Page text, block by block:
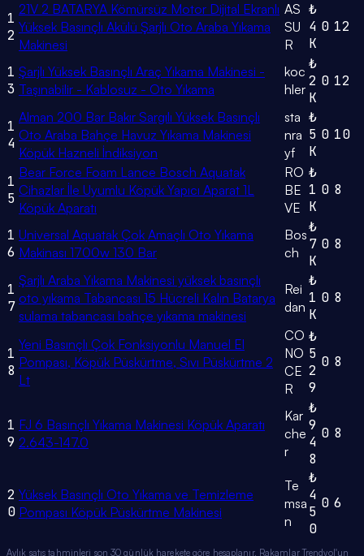
1
2
21V 2 BATARYA Kömürsüz Motor Dijital Ekranlı
Yüksek Basınçlı Akülü Şarjlı Oto Araba Yıkama
Makinesi
AS
SU
R
₺
4
K
0 12
1
3
Şarjlı Yüksek Basınçlı Araç Yıkama Makinesi -
Taşınabilir - Kablosuz - Oto Yıkama
koc
hler
₺
2
K
0 12
1
4
Alman 200 Bar Bakır Sargılı Yüksek Basınçlı
Oto Araba Bahçe Havuz Yıkama Makinesi
Köpük Hazneli İndiksiyon
sta
nra
yf
₺
5
K
0 10
1
5
Bear Force Foam Lance Bosch Aquatak
Cihazlar İle Uyumlu Köpük Yapıcı Aparat 1L
Köpük Aparatı
RO
BE
VE
₺
1
K
0 8
1
6
Universal Aquatak Çok Amaçlı Oto Yıkama
Makinası 1700w 130 Bar
Bos
ch
₺
7
K
0 8
1
7
Şarjlı Araba Yıkama Makinesi yüksek basınçlı
oto yıkama Tabancası 15 Hücreli Kalın Batarya
sulama tabancası bahçe yıkama makinesi
Rei
dan
₺
1
K
0 8
1
8
Yeni Basınçlı Çok Fonksiyonlu Manuel El
Pompası, Köpük Püskürtme, Sıvı Püskürtme 2
Lt
CO
NO
CE
R
₺
5
2
9
0 8
1
9
FJ 6 Basınçlı Yıkama Makinesi Köpük Aparatı
2.643-147.0
Kar
che
r
₺
9
4
8
0 8
2
0
Yüksek Basınçlı Oto Yıkama ve Temizleme
Pompası Köpük Püskürtme Makinesi
Te
msa
n
₺
4
5
0
0 6
Aylık satış tahminleri son 30 günlük harekete göre hesaplanır. Rakamlar Trendyol'un